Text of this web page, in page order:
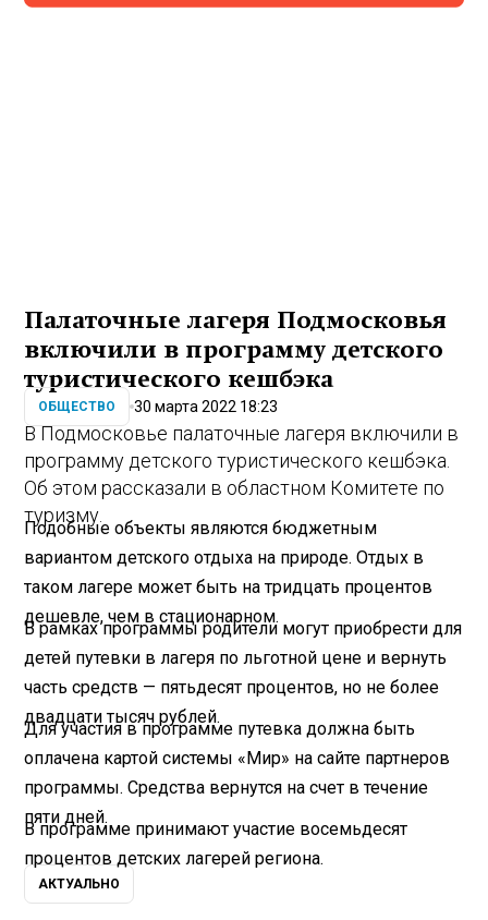
Палаточные лагеря Подмосковья
включили в программу детского
туристического кешбэка
ОБЩЕСТВО 30 марта 2022 18:23
В Подмосковье палаточные лагеря включили в
программу детского туристического кешбэка.
Об этом рассказали в областном Комитете по
туризму.
Подобные объекты являются бюджетным
вариантом детского отдыха на природе. Отдых в
таком лагере может быть на тридцать процентов
дешевле, чем в стационарном.
В рамках программы родители могут приобрести для
детей путевки в лагеря по льготной цене и вернуть
часть средств — пятьдесят процентов, но не более
двадцати тысяч рублей.
Для участия в программе путевка должна быть
оплачена картой системы «Мир» на сайте партнеров
программы. Средства вернутся на счет в течение
пяти дней.
В программе принимают участие восемьдесят
процентов детских лагерей региона.
АКТУАЛЬНО